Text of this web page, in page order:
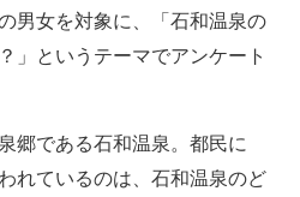
男女を対象に、「石和温泉の
」というテーマでアンケート
郷である石和温泉。都民に
れているのは、石和温泉のど